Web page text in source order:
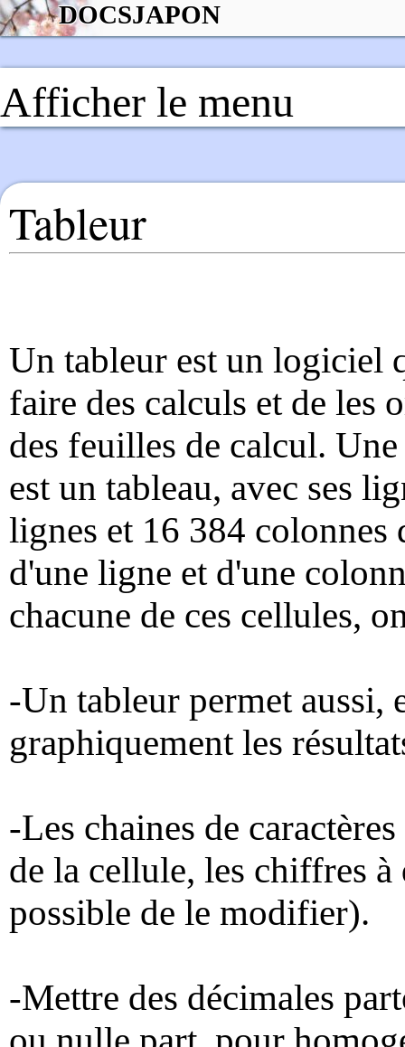
Afficher le menu
Tableur
Un tableur est un logiciel
faire des calculs et de les
des feuilles de calcul.
est un tableau, avec ses
lignes et 16 384
d'une ligne et d'une
chacune de ces cellules,
-Un tableur permet aussi,
graphiquement les
-Les chaines de
de la cellule, les chiffres
possible de le modifier).
-Mettre des décimales
DOCSJAPON